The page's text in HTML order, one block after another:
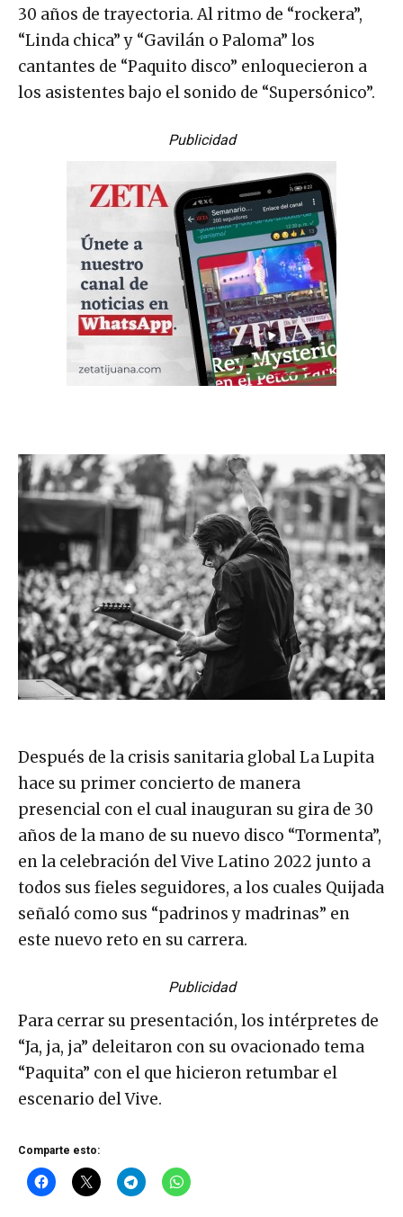
30 años de trayectoria. Al ritmo de “rockera”,
“Linda chica” y “Gavilán o Paloma” los
cantantes de “Paquito disco” enloquecieron a
los asistentes bajo el sonido de “Supersónico”.
Publicidad
Después de la crisis sanitaria global La Lupita
hace su primer concierto de manera
presencial con el cual inauguran su gira de 30
años de la mano de su nuevo disco “Tormenta”,
en la celebración del Vive Latino 2022 junto a
todos sus fieles seguidores, a los cuales Quijada
señaló como sus “padrinos y madrinas” en
este nuevo reto en su carrera.
Publicidad
Para cerrar su presentación, los intérpretes de
“Ja, ja, ja” deleitaron con su ovacionado tema
“Paquita” con el que hicieron retumbar el
escenario del Vive.
Comparte esto: